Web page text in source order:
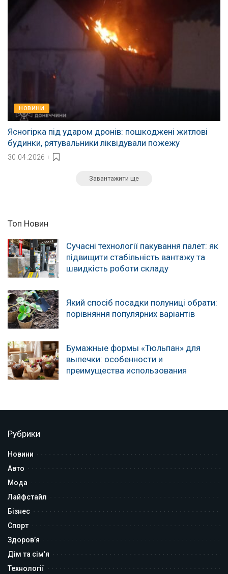
НОВИНИ
Ясногірка під ударом дронів: пошкоджені житлові
будинки, рятувальники ліквідували пожежу
30.04.2026
Завантажити ще
Топ Новин
Сучасні технології пакування палет: як
підвищити стабільність вантажу та
швидкість роботи складу
Який спосіб посадки полуниці обрати:
порівняння популярних варіантів
Бумажные формы «Тюльпан» для
выпечки: особенности и
преимущества использования
Рубрики
Новини
Авто
Мода
Лайфстайл
Бізнес
Спорт
Здоров’я
Дім та сім’я
Технології